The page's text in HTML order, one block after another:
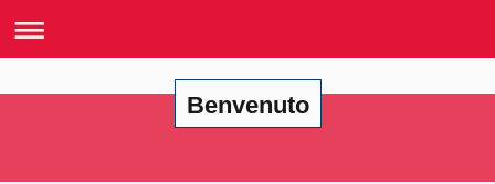
Benvenuto